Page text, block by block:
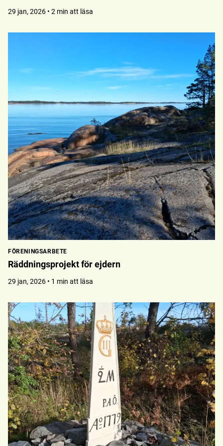
29 jan, 2026 • 2 min att läsa
FÖRENINGSARBETE
Räddningsprojekt för ejdern
29 jan, 2026 • 1 min att läsa